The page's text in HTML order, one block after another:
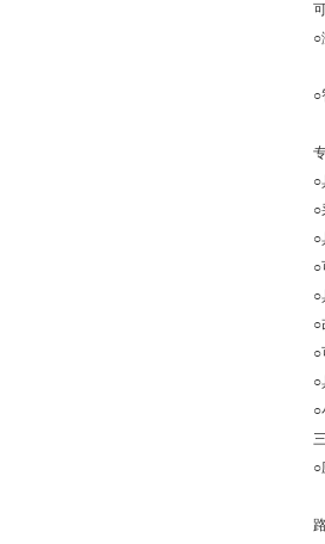
○
○
○
○
○
○
○
○
○
○
○
○